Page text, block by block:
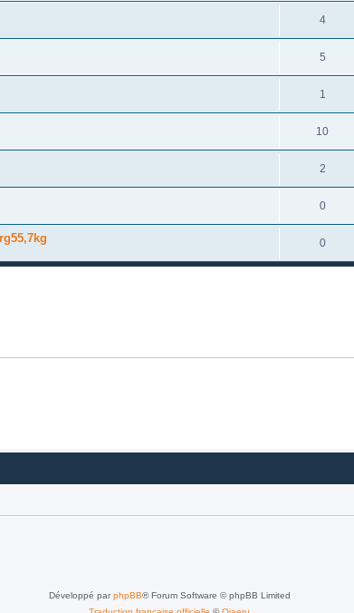
4
5
1
10
2
0
0
Développé parphpBB® Forum Software © phpBB Limited